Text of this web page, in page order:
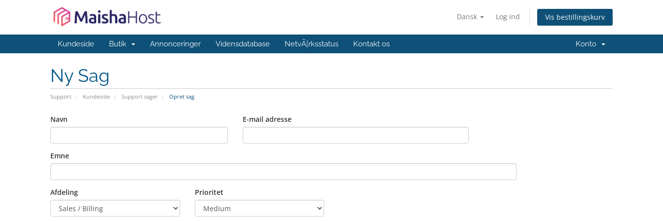
Dansk Log ind Vis bestillingskurv
Kundeside Butik Annonceringer Vidensdatabase NetvÃ¦rksstatus Kontakt os Konto
Ny Sag
Support Kundeside Support sager Opret sag
Navn E-mail adresse
Emne
Afdeling Prioritet